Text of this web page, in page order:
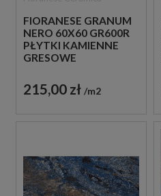
FIORANESE GRANUM
NERO 60X60 GR600R
PŁYTKI KAMIENNE
GRESOWE
215,00 zł m2